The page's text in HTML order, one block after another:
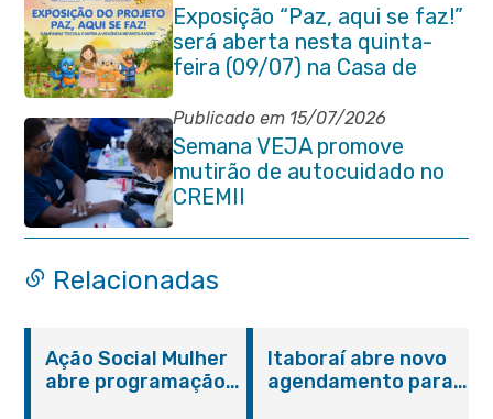
Exposição “Paz, aqui se faz!”
será aberta nesta quinta-
feira (09/07) na Casa de
Cultura Heloísa Alberto
Torres
Publicado em 15/07/2026
Semana VEJA promove
mutirão de autocuidado no
CREMII
Relacionadas
Ação Social Mulher
abre programação
Itaboraí abre novo
agendamento para